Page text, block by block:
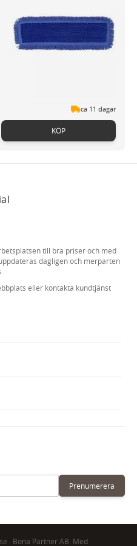
ca 11 dagar
KÖP
till bra priser och med
dagligen och merparten
eller kontakta kundtjänst
Prenumerera
· Bona Partner AB. Med